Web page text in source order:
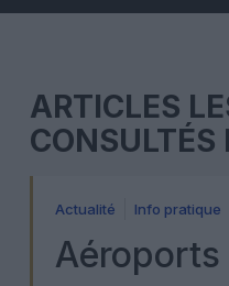
ARTICLES
CONSULTÉS
Actualité Info pratique